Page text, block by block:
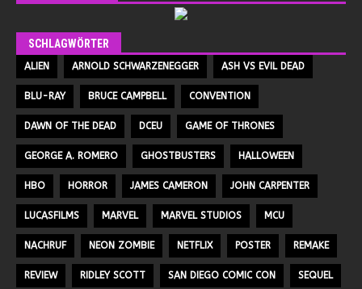
SCHLAGWÖRTER
ALIEN ARNOLD SCHWARZENEGGER ASH VS EVIL DEAD
BLU-RAY BRUCE CAMPBELL CONVENTION
DAWN OF THE DEAD DCEU GAME OF THRONES
GEORGE A. ROMERO GHOSTBUSTERS HALLOWEEN
HBO HORROR JAMES CAMERON JOHN CARPENTER
LUCASFILMS MARVEL MARVEL STUDIOS MCU
NACHRUF NEON ZOMBIE NETFLIX POSTER REMAKE
REVIEW RIDLEY SCOTT SAN DIEGO COMIC CON SEQUEL